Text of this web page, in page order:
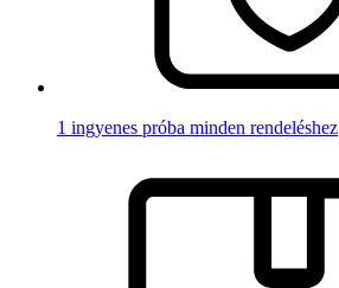
1 ingyenes próba minden rendeléshez